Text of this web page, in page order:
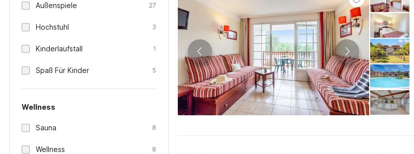
Außenspiele 27
Hochstuhl 3
Kinderlaufstall 1
Spaß Für Kinder 5
Wellness
Sauna 8
Wellness 8